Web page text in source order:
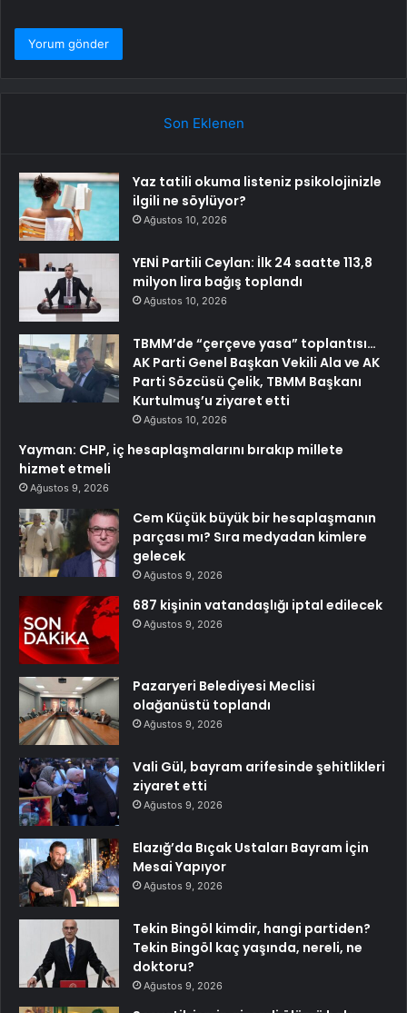
Son Eklenen
Yaz tatili okuma listeniz psikolojinizle
ilgili ne söylüyor?
Ağustos 10, 2026
YENİ Partili Ceylan: İlk 24 saatte 113,8
milyon lira bağış toplandı
Ağustos 10, 2026
TBMM’de “çerçeve yasa” toplantısı…
AK Parti Genel Başkan Vekili Ala ve AK
Parti Sözcüsü Çelik, TBMM Başkanı
Kurtulmuş’u ziyaret etti
Ağustos 10, 2026
Yayman: CHP, iç hesaplaşmalarını bırakıp millete
hizmet etmeli
Ağustos 9, 2026
Cem Küçük büyük bir hesaplaşmanın
parçası mı? Sıra medyadan kimlere
gelecek
Ağustos 9, 2026
687 kişinin vatandaşlığı iptal edilecek
Ağustos 9, 2026
Pazaryeri Belediyesi Meclisi
olağanüstü toplandı
Ağustos 9, 2026
Vali Gül, bayram arifesinde şehitlikleri
ziyaret etti
Ağustos 9, 2026
Elazığ’da Bıçak Ustaları Bayram İçin
Mesai Yapıyor
Ağustos 9, 2026
Tekin Bingöl kimdir, hangi partiden?
Tekin Bingöl kaç yaşında, nereli, ne
doktoru?
Ağustos 9, 2026